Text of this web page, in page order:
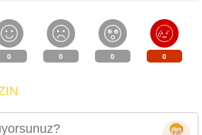
0 0 0 0